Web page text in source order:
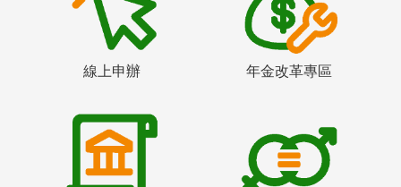
線上申辦 年金改革專區